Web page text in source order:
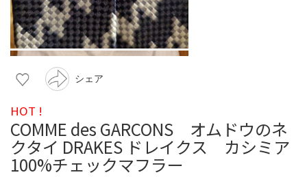
シェア
HOT !
COMME des GARCONS オムドウのネ
クタイ DRAKES ドレイクス カシミア
100%チェックマフラー